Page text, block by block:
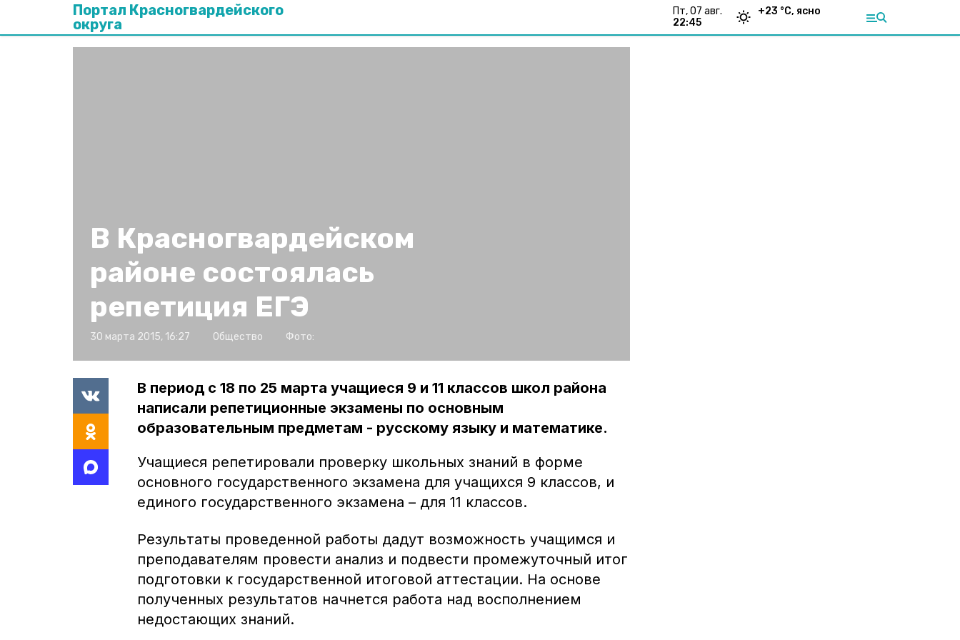
Портал Красногвардейского
округа
пт, 07 авг.
22:45
+23 °С, ясно
В Красногвардейском
районе состоялась
репетиция ЕГЭ
30 марта 2015, 16:27 Общество Фото:
В период с 18 по 25 марта учащиеся 9 и 11 классов школ района
написали репетиционные экзамены по основным
образовательным предметам - русскому языку и математике.
Учащиеся репетировали проверку школьных знаний в форме
основного государственного экзамена для учащихся 9 классов, и
единого государственного экзамена – для 11 классов.
Результаты проведенной работы дадут возможность учащимся и
преподавателям провести анализ и подвести промежуточный итог
подготовки к государственной итоговой аттестации. На основе
полученных результатов начнется работа над восполнением
недостающих знаний.